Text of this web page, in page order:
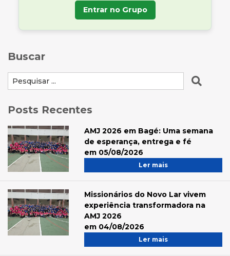
Entrar no Grupo
Buscar
Posts Recentes
AMJ 2026 em Bagé: Uma semana
de esperança, entrega e fé
em 05/08/2026
Ler mais
Missionários do Novo Lar vivem
experiência transformadora na
AMJ 2026
em 04/08/2026
Ler mais